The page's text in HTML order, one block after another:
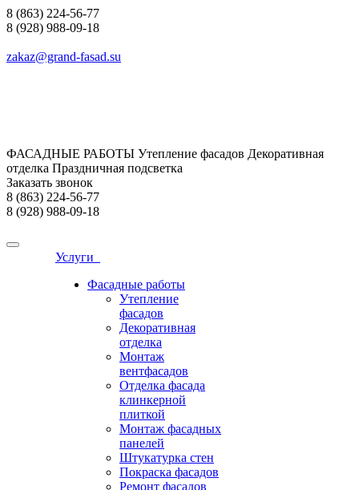
8 (863) 224-56-77
8 (928) 988-09-18
zakaz@grand-fasad.su
ФАСАДНЫЕ РАБОТЫ Утепление фасадов Декоративная
отделка Праздничная подсветка
Заказать звонок
8 (863) 224-56-77
8 (928) 988-09-18
Услуги
Фасадные работы
Утепление
фасадов
Декоративная
отделка
Монтаж
вентфасадов
Отделка фасада
клинкерной
плиткой
Монтаж фасадных
панелей
Штукатурка стен
Покраска фасадов
Ремонт фасадов